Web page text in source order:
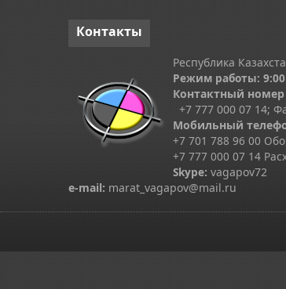
Контакты
Республика
Режим работы: 9:00
Контактный номер
+7 777 000 07 14;
Мобильный
+7 701 788 96 00
+7 777 000 07 14
Skype: vagapov72
e-mail: marat_vagapov@mail.ru